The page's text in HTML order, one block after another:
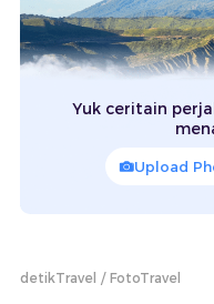
Yuk ceritain
Upload
detikTravel FotoTravel